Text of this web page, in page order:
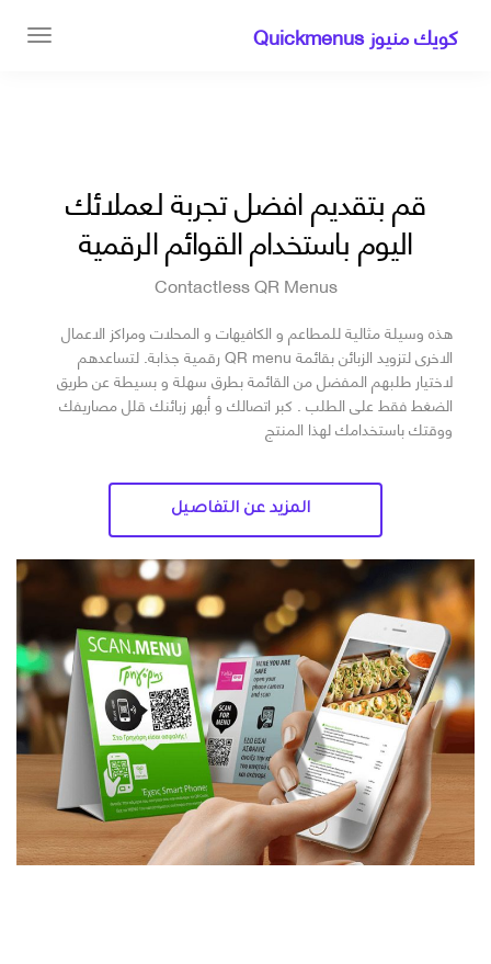
كويك منيوز Quickmenus
قم بتقديم افضل تجربة لعملائك
اليوم باستخدام القوائم الرقمية
Contactless QR Menus
هذه وسيلة مثالية للمطاعم و الكافيهات و المحلات ومراكز الاعمال
الاخرى لتزويد الزبائن بقائمة QR menu رقمية جذابة. لتساعدهم
لاختيار طلبهم المفضل من القائمة بطرق سهلة و بسيطة عن طريق
الضغط فقط على الطلب . كبر اتصالك و أبهر زبائنك قلل مصاريفك
ووقتك باستخدامك لهذا المنتج
المزيد عن التفاصيل